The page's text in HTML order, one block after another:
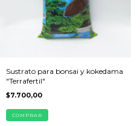
Sustrato para bonsai y kokedama
"Terrafertil"
$7.700,00